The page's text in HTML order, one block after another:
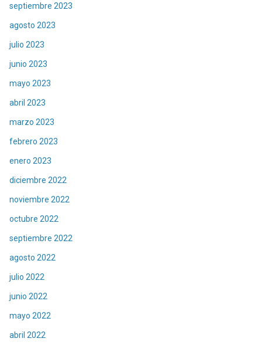
septiembre 2023
agosto 2023
julio 2023
junio 2023
mayo 2023
abril 2023
marzo 2023
febrero 2023
enero 2023
diciembre 2022
noviembre 2022
octubre 2022
septiembre 2022
agosto 2022
julio 2022
junio 2022
mayo 2022
abril 2022